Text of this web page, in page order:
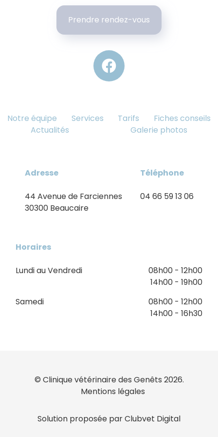
Prendre rendez-vous
Notre équipe Services Tarifs
Fiches conseils
Actualités
Galerie photos
Adresse
44 Avenue de Farciennes
30300 Beaucaire
Téléphone
04 66 59 13 06
Horaires
Lundi au Vendredi
08h00 - 12h00
14h00 - 19h00
Samedi
08h00 - 12h00
14h00 - 16h30
© Clinique vétérinaire des Genêts 2026.
Mentions légales
Solution proposée par Clubvet Digital